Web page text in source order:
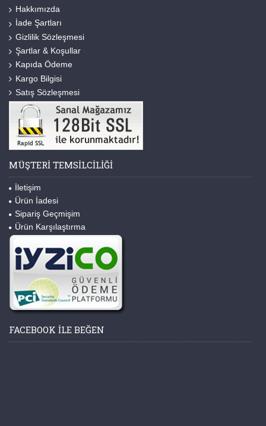
Hakkımızda
İade Şartları
Gizlilik Sözleşmesi
Şartlar & Koşullar
Kapıda Ödeme
Kargo Bilgisi
Satış Sözleşmesi
MÜŞTERI TEMSILCILIĞI
İletişim
Ürün İadesi
Sipariş Geçmişim
Ürün Karşılaştırma
FACEBOOK ILE BEĞEN